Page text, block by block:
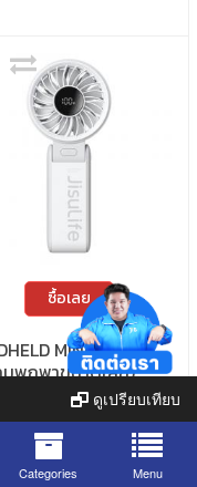
ซื้อเลย
MINI FAN
พกพาขนาดเล็ก)
LIFE 7 HANDHELD
MAH (GREY)
พาอเนกประสงค์ สามารถใช้งาน
องคอได้ • สามารถปรับพับหน้าปัด
ให้ใช้งานได้หลากหลายสถานการณ์
กพกพาง่าย ปรับระดับความแรงได้ 5
ดูเปรียบเทียบ
Categories Menu